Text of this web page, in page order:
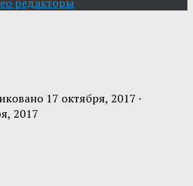
17 октября, 2017 ·
2017